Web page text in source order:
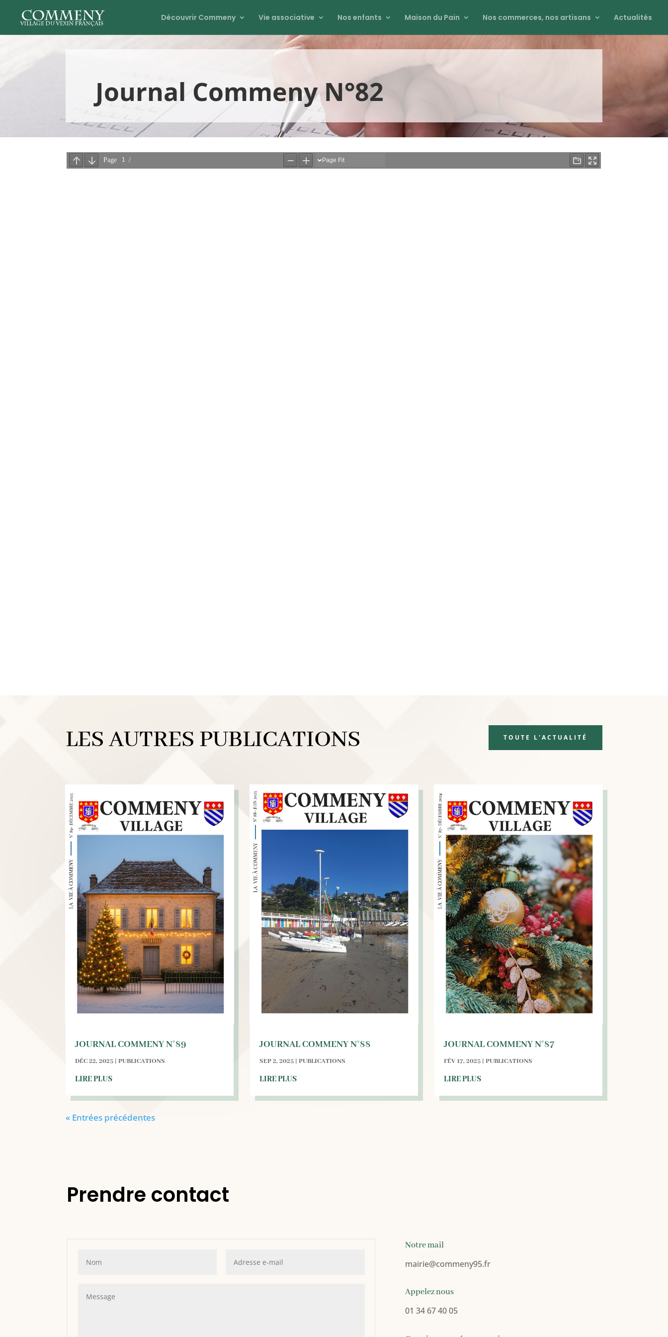
Découvrir Commeny Vie associative Nos enfants Maison du Pain Nos commerces, nos artisans Actualités
Journal Commeny N°82
LES AUTRES PUBLICATIONS TOUTE L'ACTUALITÉ
JOURNAL COMMENY N°89
DÉC 22, 2025 | PUBLICATIONS
LIRE PLUS
JOURNAL COMMENY N°88
SEP 2, 2025| PUBLICATIONS
LIRE PLUS
JOURNAL COMMENY N°87
FÉV 17, 2025| PUBLICATIONS
LIRE PLUS
« Entrées précédentes
Prendre contact
Notre mail
mairie@commeny95.fr
Appelez nous
01 34 67 40 05